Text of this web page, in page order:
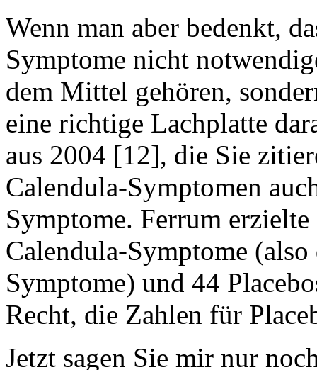
Wenn man aber bedenkt,
Symptome nicht
dem Mittel gehören,
eine richtige Lachplatte
aus 2004 [12], die Sie
Calendula-Symptomen
Symptome. Ferrum
Calendula-Symptome
Symptome) und 44
Recht, die Zahlen für
Jetzt sagen Sie mir nur